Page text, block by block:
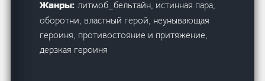
Жанры:литмоб_бельтайн, истинная пара,
оборотни, властный герой, неунывающая
героиня, противостояние и притяжение,
дерзкая героиня